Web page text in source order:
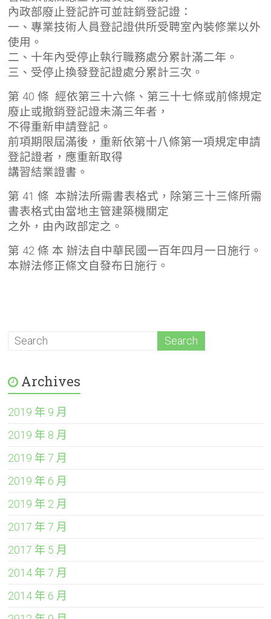
內政部廢止登記許可並註銷登記證：
一、專業技術人員登記證供所受聘室內裝修業以外
使用。
二、十年內受停止執行職務處分累計滿二年。
三、受停止換發登記證處分累計三次。
第 40 條 經依第三十六條、第三十七條或前條規定
廢止或撤銷登記證未滿三年者，
不得重新申請登記。
前項期限屆滿後，重新依第十八條第一項規定申請
登記證者，應重新取得
講習結業證書。
第 41 條 本辦法所需書表格式，除第三十三條所需
書表格式由當地主管建築機關定
之外，由內政部定之。
第 42 條 本 辦法自中華民國一百年四月一日施行。
本辦法修正條文自發布日施行。
Archives
2019 年 9 月
2019 年 8 月
2019 年 7 月
2019 年 6 月
2019 年 2 月
2017 年 7 月
2017 年 5 月
2014 年 7 月
2014 年 6 月